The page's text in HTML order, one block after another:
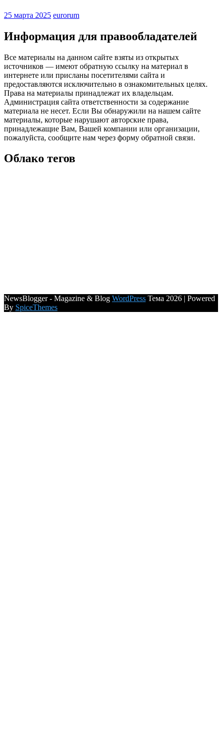
25 марта 2025 eurorum
Информация для правообладателей
Все материалы на данном сайте взяты из открытых
источников — имеют обратную ссылку на материал в
интернете или присланы посетителями сайта и
предоставляются исключительно в ознакомительных целях.
Права на материалы принадлежат их владельцам.
Администрация сайта ответственности за содержание
материала не несет. Если Вы обнаружили на нашем сайте
материалы, которые нарушают авторские права,
принадлежащие Вам, Вашей компании или организации,
пожалуйста, сообщите нам через форму обратной связи.
Облако тегов
NewsBlogger - Magazine & Blog WordPress Тема 2026 | Powered
By SpiceThemes